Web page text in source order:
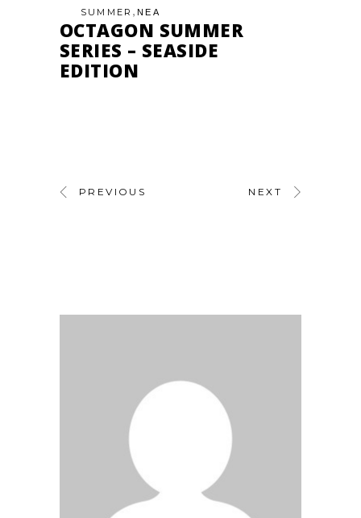
SUMMER ,ΝΕΑ
OCTAGON SUMMER
SERIES – SEASIDE
EDITION
PREVIOUS NEXT